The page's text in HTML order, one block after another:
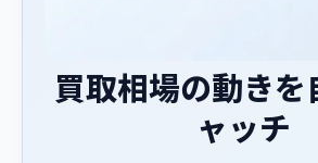
買取相場の動きを
ャッチ